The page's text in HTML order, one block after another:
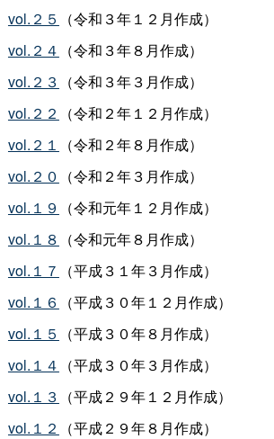
vol.２５
（令和３年１２月作成）
vol.２４ （令和３年８月作成）
vol.２３ （令和３年３月作成）
vol.２２
（令和２年１２月作成）
vol.２１
（令和２年８月作成）
vol.２０ （令和２年３月作成）
vol.１９
（令和元年１２月作成）
vol.１８ （令和元年８月作成）
vol.１７
（平成３１年３月作成）
vol.１６
（平成３０年１２月作成）
vol.１５
（平成３０年８月作成）
vol.１４ （平成３０年３月作成）
vol.１３ （平成２９年１２月作成）
vol.１２
（平成２９年８月作成）